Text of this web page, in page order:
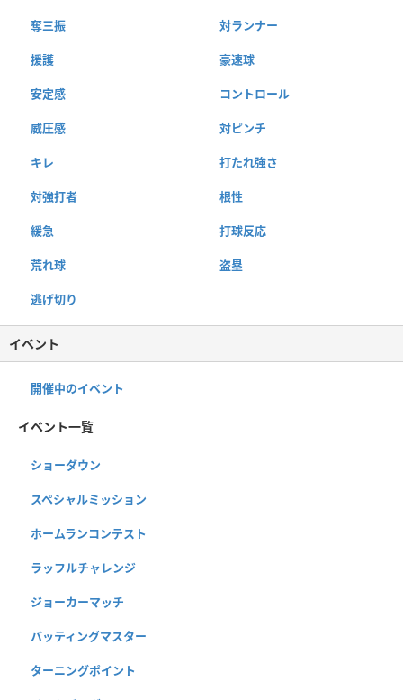
奪三振 対ランナー
援護 豪速球
安定感 コントロール
威圧感 対ピンチ
キレ 打たれ強さ
対強打者 根性
緩急 打球反応
荒れ球 盗塁
逃げ切り
イベント
開催中のイベント
イベント一覧
ショーダウン
スペシャルミッション
ホームランコンテスト
ラッフルチャレンジ
ジョーカーマッチ
バッティングマスター
ターニングポイント